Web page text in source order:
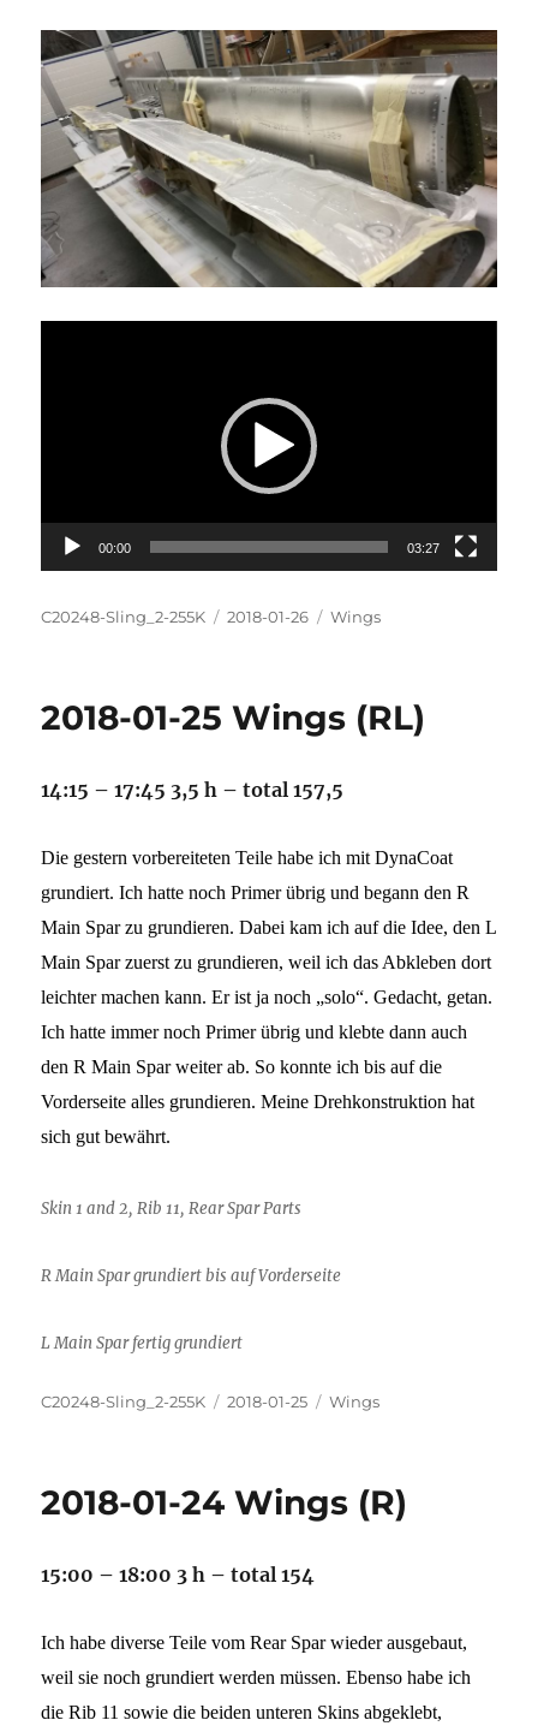
00:00 03:27
Autor
C20248-Sling_2-255K
Veröffentlicht
2018-01-26 Kategorien
Wings
2018-01-25 Wings (RL)
14:15 – 17:45 3,5 h – total 157,5
Die gestern vorbereiteten Teile habe ich mit DynaCoat
grundiert. Ich hatte noch Primer übrig und begann den R
Main Spar zu grundieren. Dabei kam ich auf die Idee, den L
Main Spar zuerst zu grundieren, weil ich das Abkleben dort
leichter machen kann. Er ist ja noch „solo“. Gedacht, getan.
Ich hatte immer noch Primer übrig und klebte dann auch
den R Main Spar weiter ab. So konnte ich bis auf die
Vorderseite alles grundieren. Meine Drehkonstruktion hat
sich gut bewährt.
Skin 1 and 2, Rib 11, Rear Spar Parts
R Main Spar grundiert bis auf Vorderseite
L Main Spar fertig grundiert
Autor
C20248-Sling_2-255K
Veröffentlicht
2018-01-25 Kategorien
Wings
2018-01-24 Wings (R)
15:00 – 18:00 3 h – total 154
Ich habe diverse Teile vom Rear Spar wieder ausgebaut,
weil sie noch grundiert werden müssen. Ebenso habe ich
die Rib 11 sowie die beiden unteren Skins abgeklebt,